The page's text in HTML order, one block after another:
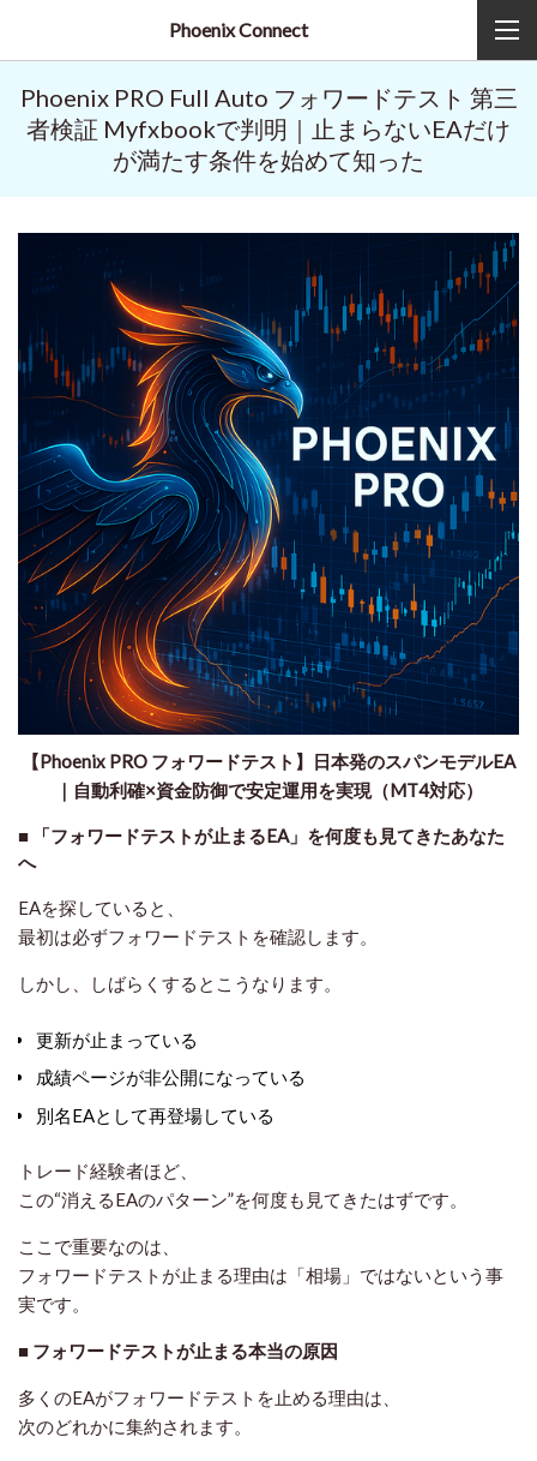
Phoenix Connect
Phoenix PRO Full Auto フォワードテスト 第三
者検証 Myfxbookで判明｜止まらないEAだけ
が満たす条件を始めて知った
【Phoenix PRO フォワードテスト】日本発のスパンモデルEA
｜自動利確×資金防御で安定運用を実現（MT4対応）
■ 「フォワードテストが止まるEA」を何度も見てきたあなた
へ
EAを探していると、
最初は必ずフォワードテストを確認します。
しかし、しばらくするとこうなります。
更新が止まっている
成績ページが非公開になっている
別名EAとして再登場している
トレード経験者ほど、
この“消えるEAのパターン”を何度も見てきたはずです。
ここで重要なのは、
フォワードテストが止まる理由は「相場」ではないという事
実です。
■ フォワードテストが止まる本当の原因
多くのEAがフォワードテストを止める理由は、
次のどれかに集約されます。